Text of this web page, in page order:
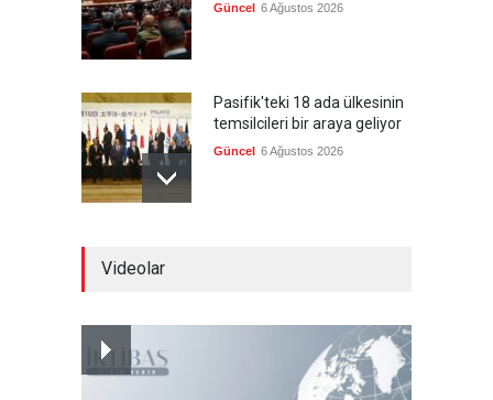
Güncel 6 Ağustos 2026
Pasifik'teki 18 ada ülkesinin
temsilcileri bir araya geliyor
Güncel 6 Ağustos 2026
Japonya, nükleer silah
Videolar